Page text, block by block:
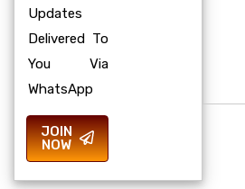
Updates
Delivered To
You Via
WhatsApp
JOIN
NOW